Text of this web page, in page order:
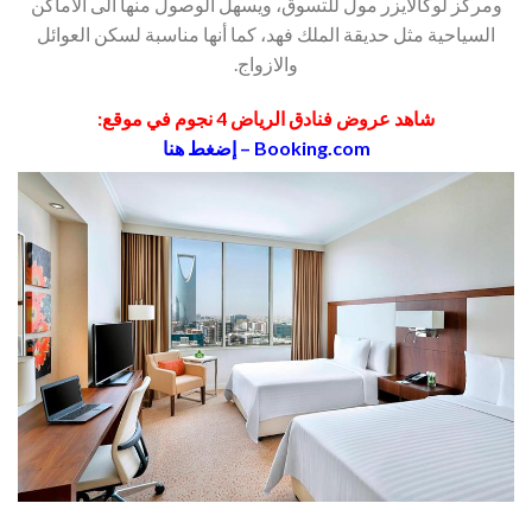
السياحية مثل حديقة الملك فهد، كما أنها مناسبة لسكن العوائل
والازواج.
شاهد عروض فنادق الرياض 4 نجوم في موقع:
Booking.com – إضغط هنا